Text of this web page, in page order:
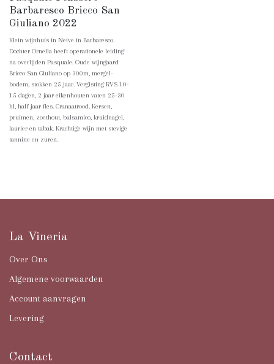
Barbaresco Bricco San
Giuliano 2022
Klein wijnhuis in Neive in Barbaresco.
Dochter Ornella heeft operationele leiding
na overlijden Pasquale. Oude wijngaard
Bricco San Giuliano op 300m, mergel-
bodem, stokken 25 jaar. Vergisting RVS 10-
15 dagen, 2 jaar eikenhouten vaten 25-30
hl, half jaar fles. Granaatrood. Kersen,
pruimen, zoethout, balsamico, kruidnagel,
laurier en tabak. Krachtige wijn met stevige
tannine en zuren.
La Vineria
Over Ons
Algemene voorwaarden
Account aanvragen
Levering
Contact